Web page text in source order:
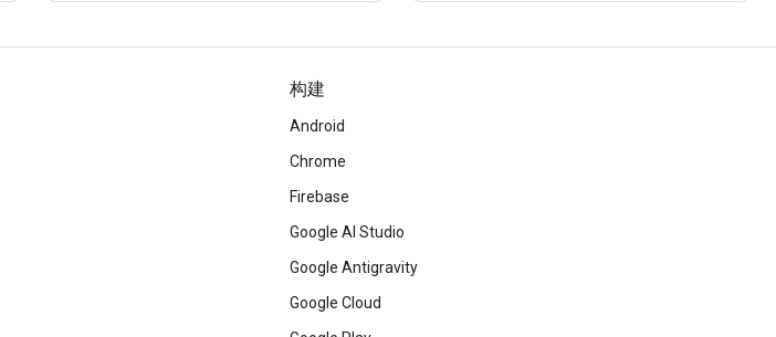
构建
Android
Chrome
Firebase
Google AI Studio
Google Antigravity
Google Cloud